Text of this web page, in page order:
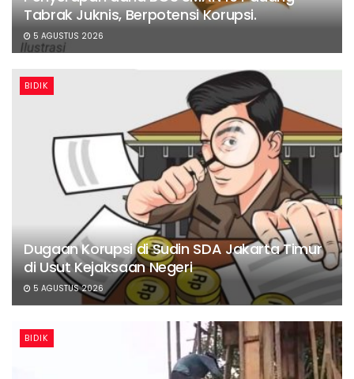
Tabrak Juknis, Berpotensi Korupsi.
5 AGUSTUS 2026
BIDIK
Dugaan Korupsi di Sudin SDA Jakarta Timur
di Usut Kejaksaan Negeri
5 AGUSTUS 2026
BIDIK